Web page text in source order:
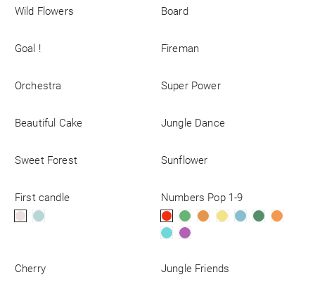
Wild Flowers Board
Goal ! Fireman
Orchestra Super Power
Beautiful Cake Jungle Dance
Sweet Forest Sunflower
First candle Numbers Pop 1-9
Cherry Jungle Friends